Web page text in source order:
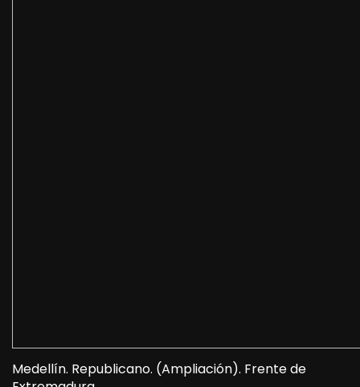
Medellín. Republicano. (Ampliación). Frente de